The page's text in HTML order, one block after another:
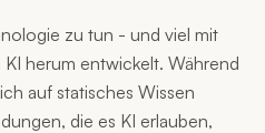
zu tun - und viel mit
herum entwickelt. Während
auf statisches Wissen
die es KI erlauben,